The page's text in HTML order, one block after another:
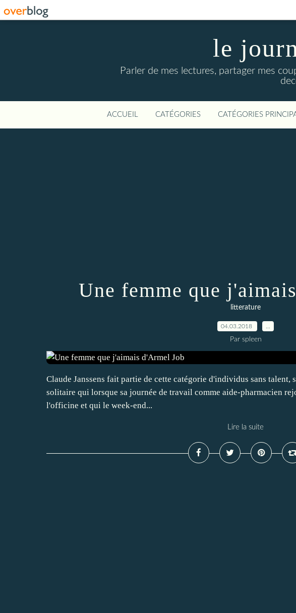
le
Parler de mes lectures, partager mes
ACCUEIL CATÉGORIES CATÉGORIES
Une femme que
litterature
04.03.2018
Par spleen
Claude Janssens fait partie de cette catégorie d'individus sans talent,
solitaire qui lorsque sa journée de travail comme aide-pharmacien
l'officine et qui le week-end...
Lire la suite